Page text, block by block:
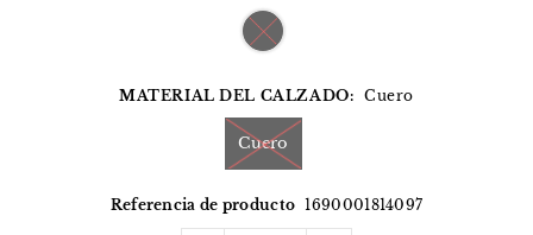
MATERIAL DEL CALZADO: Cuero
Cuero
Referencia de producto 1690001814097